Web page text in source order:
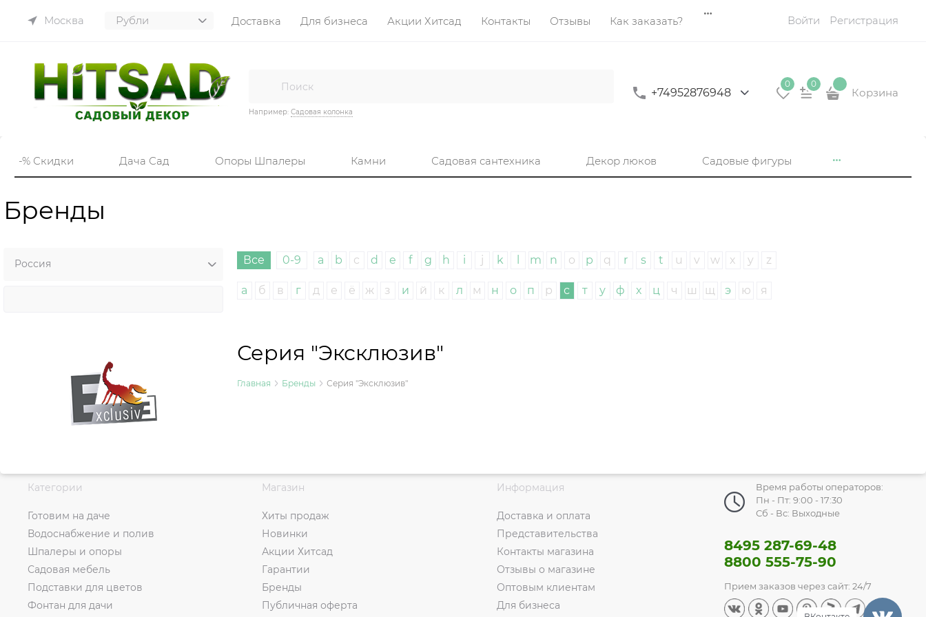
Москва Доставка Для бизнеса Акции Хитсад Контакты Отзывы Как заказать? Войти Регистрация
Например: Садовая колонка
+74952876948
0 0
Корзина
-% Скидки Дача Сад Опоры Шпалеры Камни Садовая сантехника Декор люков Садовые фигуры
Бренды
Все 0-9 a b c d e f g h i j k m n o p q r s t u v w x y z
а б в г д е ё ж з и й к л м н о п р с т у ф х ц ч ш щ э ю я
Серия "Эксклюзив"
Главная Бренды Серия "Эксклюзив"
Категории
Готовим на даче
Водоснабжение и полив
Шпалеры и опоры
Садовая мебель
Подставки для цветов
Фонтан для дачи
Магазин
Хиты продаж
Новинки
Акции Хитсад
Гарантии
Бренды
Публичная оферта
Информация
Доставка и оплата
Представительства
Контакты магазина
Отзывы о магазине
Оптовым клиентам
Для бизнеса
Время работы операторов:
Пн - Пт: 9:00 - 17:30
Сб - Вс: Выходные
8495 287-69-48
8800 555-75-90
Прием заказов через сайт: 24/7